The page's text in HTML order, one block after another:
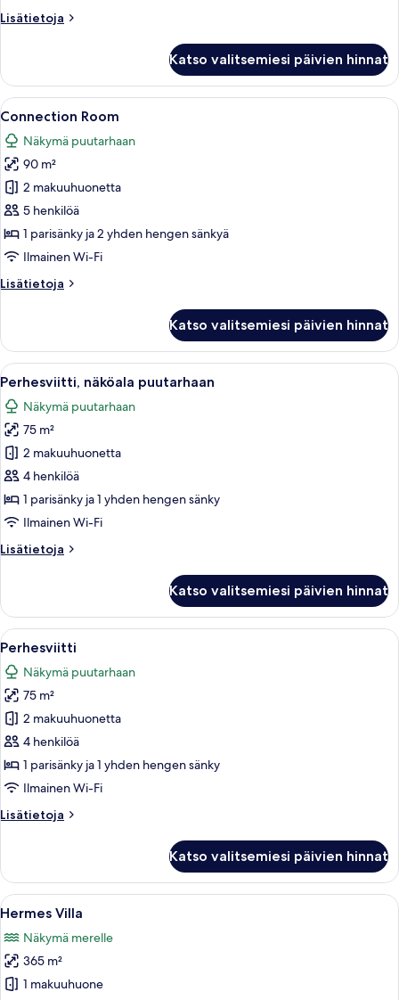
Lisätietoja
Lisätietoja
Room
Katso valitsemiesi päivien hinnat
Avaa
kaikki
huonetyypin
Connection
Room
kuvat
Moderni hotellihuone, jossa on kaksi
4
Connection Room
Näkymä puutarhaan
90 m²
2 makuuhuonetta
5 henkilöä
1 parisänky ja 2 yhden hengen sänkyä
Ilmainen Wi-Fi
Lisätietoja
Lisätietoja
Katso valitsemiesi päivien hinnat
Avaa
kaikki
huonetyypin
Perhesviitti,
näköala
puutarhaan
kuvat
Moderni hotellihuone, jossa on suuri
3
Perhesviitti, näköala puutarhaan
Näkymä puutarhaan
75 m²
2 makuuhuonetta
4 henkilöä
1 parisänky ja 1 yhden hengen sänky
Ilmainen Wi-Fi
Lisätietoja
Lisätietoja
puutarhaan
Katso valitsemiesi päivien hinnat
Avaa
kaikki
huonetyypin
Perhesviitti
kuvat
Moderni hotellihuone, jossa on suuri
2
Perhesviitti
Näkymä puutarhaan
75 m²
2 makuuhuonetta
4 henkilöä
1 parisänky ja 1 yhden hengen sänky
Ilmainen Wi-Fi
Lisätietoja
Lisätietoja
Katso valitsemiesi päivien hinnat
Avaa
kaikki
huonetyypin
Hermes
Villa
Moderni olohuone, jossa on suuri
12
Hermes Villa
Näkymä merelle
365 m²
1 makuuhuone